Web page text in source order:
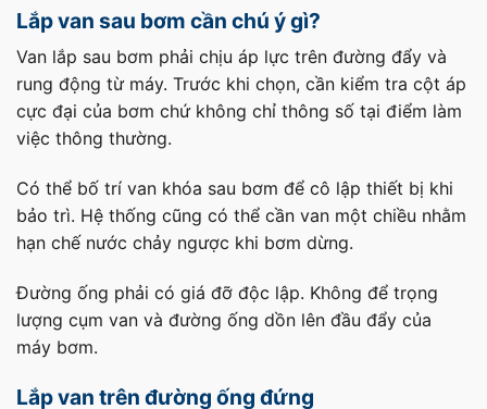
Lắp van sau bơm cần chú ý gì?
Van lắp sau bơm phải chịu áp lực trên đường đẩy và
rung động từ máy. Trước khi chọn, cần kiểm tra cột áp
cực đại của bơm chứ không chỉ thông số tại điểm làm
việc thông thường.
Có thể bố trí van khóa sau bơm để cô lập thiết bị khi
bảo trì. Hệ thống cũng có thể cần van một chiều nhằm
hạn chế nước chảy ngược khi bơm dừng.
Đường ống phải có giá đỡ độc lập. Không để trọng
lượng cụm van và đường ống dồn lên đầu đẩy của
máy bơm.
Lắp van trên đường ống đứng